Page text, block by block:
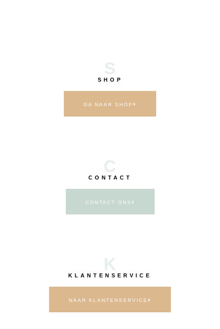
S
SHOP
GA NAAR SHOP
C
CONTACT
CONTACT ONS
K
KLANTENSERVICE
NAAR KLANTENSERVICE